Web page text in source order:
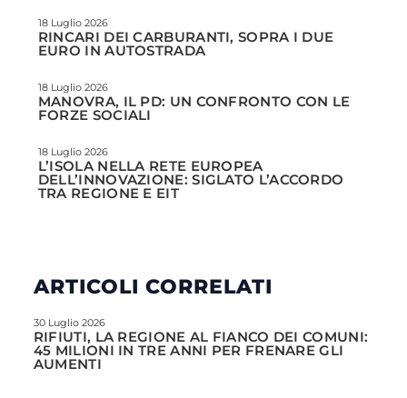
18 Luglio 2026
RINCARI DEI CARBURANTI, SOPRA I DUE
EURO IN AUTOSTRADA
18 Luglio 2026
MANOVRA, IL PD: UN CONFRONTO CON LE
FORZE SOCIALI
18 Luglio 2026
L’ISOLA NELLA RETE EUROPEA
DELL’INNOVAZIONE: SIGLATO L’ACCORDO
TRA REGIONE E EIT
ARTICOLI CORRELATI
30 Luglio 2026
RIFIUTI, LA REGIONE AL FIANCO DEI COMUNI:
45 MILIONI IN TRE ANNI PER FRENARE GLI
AUMENTI